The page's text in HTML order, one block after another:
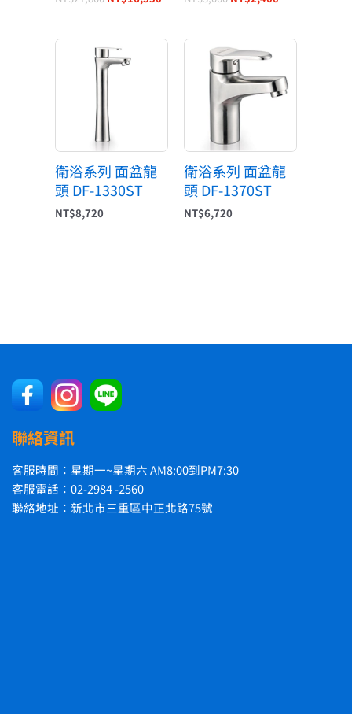
衛浴系列 面盆龍
頭 DF-1330ST
NT$8,720
衛浴系列 面盆龍
頭 DF-1370ST
NT$6,720
聯絡資訊
客服時間：星期一~星期六 AM8:00到PM7:30
客服電話：02-2984 -2560
聯絡地址：新北市三重區中正北路75號